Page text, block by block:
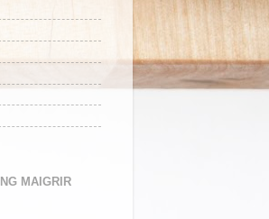
MAIGRIR